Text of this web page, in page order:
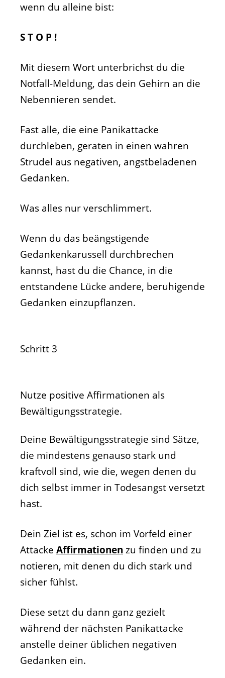
wenn du alleine bist:
S T O P !
Mit diesem Wort unterbrichst du die
Notfall-Meldung, das dein Gehirn an die
Nebennieren sendet.
Fast alle, die eine Panikattacke
durchleben, geraten in einen wahren
Strudel aus negativen, angstbeladenen
Gedanken.
Was alles nur verschlimmert.
Wenn du das beängstigende
Gedankenkarussell durchbrechen
kannst, hast du die Chance, in die
entstandene Lücke andere, beruhigende
Gedanken einzupflanzen.
Schritt 3
Nutze positive Affirmationen als
Bewältigungsstrategie.
Deine Bewältigungsstrategie sind Sätze,
die mindestens genauso stark und
kraftvoll sind, wie die, wegen denen du
dich selbst immer in Todesangst versetzt
hast.
Dein Ziel ist es, schon im Vorfeld einer
Attacke Affirmationen zu finden und zu
notieren, mit denen du dich stark und
sicher fühlst.
Diese setzt du dann ganz gezielt
während der nächsten Panikattacke
anstelle deiner üblichen negativen
Gedanken ein.